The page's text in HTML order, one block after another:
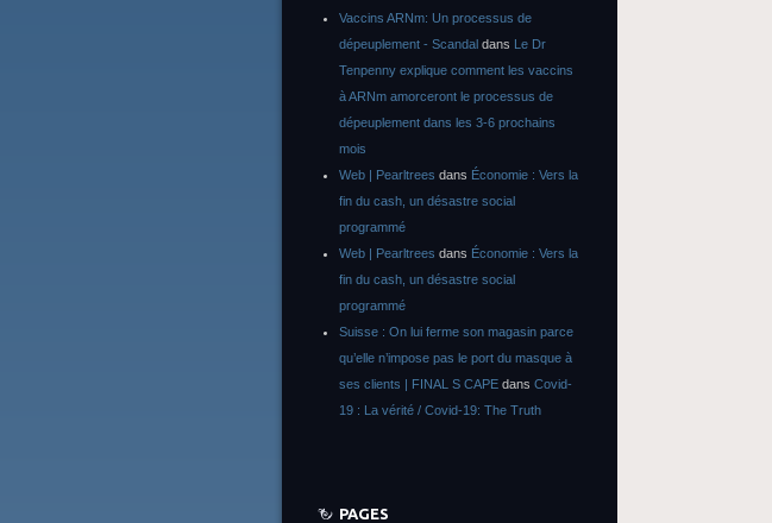
Vaccins ARNm: Un processus de
dépeuplement - Scandal dans Le Dr
Tenpenny explique comment les vaccins
à ARNm amorceront le processus de
dépeuplement dans les 3-6 prochains
mois
Web | Pearltrees dans Économie : Vers la
fin du cash, un désastre social
programmé
Web | Pearltrees dans Économie : Vers la
fin du cash, un désastre social
programmé
Suisse : On lui ferme son magasin parce
qu’elle n’impose pas le port du masque à
ses clients | FINAL S CAPE dans Covid-
19 : La vérité / Covid-19: The Truth
PAGES